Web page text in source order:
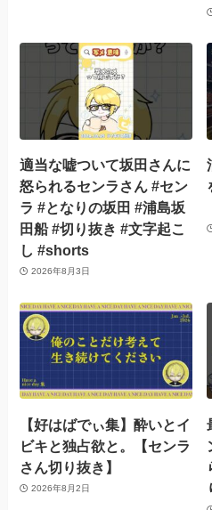
適当な嘘ついて坂田さんに
怒られるセンラさん #セン
ラ #となりの坂田 #浦島坂
田船 #切り抜き #文字起こ
し #shorts
2026年8月3日
【好はばでぃ集】酔いとイ
ビキと独占欲と。【センラ
さん切り抜き】
2026年8月2日